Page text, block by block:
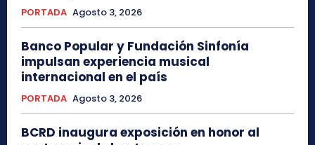
PORTADA Agosto 3, 2026
Banco Popular y Fundación Sinfonía
impulsan experiencia musical
internacional en el país
PORTADA Agosto 3, 2026
BCRD inaugura exposición en honor al